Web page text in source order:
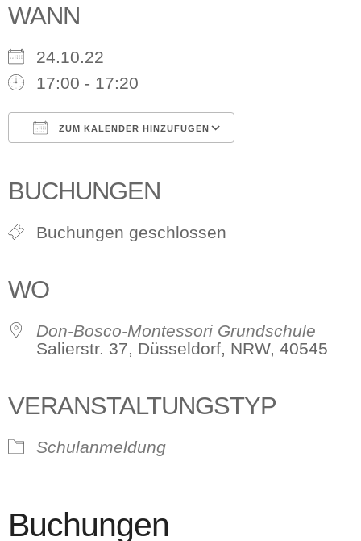
WANN
24.10.22
17:00 - 17:20
ZUM KALENDER HINZUFÜGEN
BUCHUNGEN
Buchungen geschlossen
WO
Don-Bosco-Montessori Grundschule
Salierstr. 37, Düsseldorf, NRW, 40545
VERANSTALTUNGSTYP
Schulanmeldung
Buchungen